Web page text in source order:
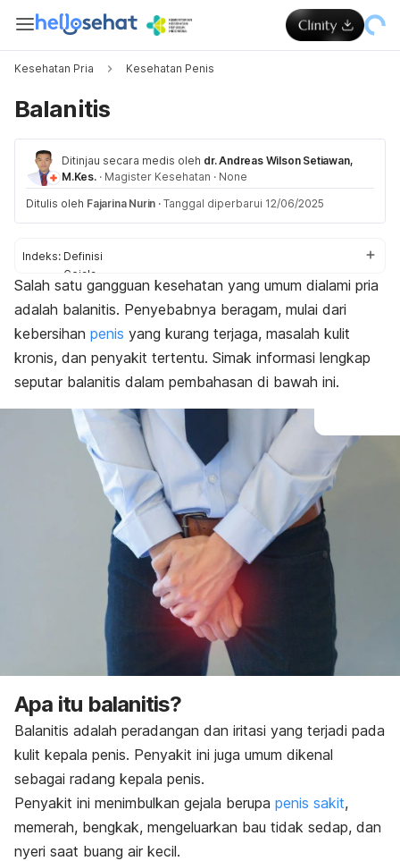
Kesehatan Pria Kesehatan Penis
Balanitis
Ditinjau secara medis oleh dr. Andreas Wilson Setiawan,
M.Kes. · Magister Kesehatan · None
Ditulis oleh Fajarina Nurin · Tanggal diperbarui 12/06/2025
Indeks: Definisi
Gejala
Penyebab
Faktor risiko
Komplikasi
Diagnosis
Pengobatan
Perawatan rumahan
Salah satu gangguan kesehatan yang umum dialami pria
adalah balanitis. Penyebabnya beragam, mulai dari
kebersihan penis yang kurang terjaga, masalah kulit
kronis, dan penyakit tertentu. Simak informasi lengkap
seputar balanitis dalam pembahasan di bawah ini.
Apa itu balanitis?
Balanitis adalah peradangan dan iritasi yang terjadi pada
kulit kepala penis. Penyakit ini juga umum dikenal
sebagai radang kepala penis.
Penyakit ini menimbulkan gejala berupa penis sakit,
memerah, bengkak, mengeluarkan bau tidak sedap, dan
nyeri saat buang air kecil.